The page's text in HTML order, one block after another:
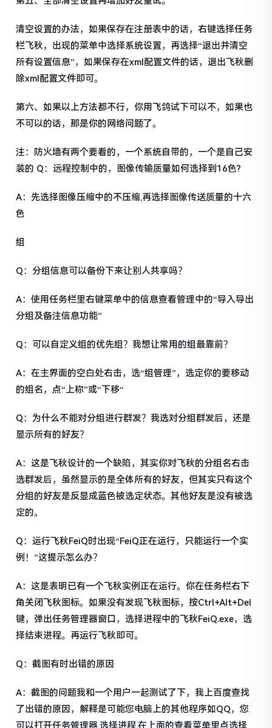
清空设置的办法，如果保存在注册表中的话，右键选择任务
栏飞秋，出现的菜单中选择系统设置，再选择“退出并清空
所有设置信息”，如果保存在xml配置文件的话，退出飞秋删
除xml配置文件即可。
第六、如果以上方法都不行，你用飞鸽试下可以不，如果也
不可以的话，那是你的网络问题了。
注：防火墙有两个要看的，一个系统自带的，一个是自己安
装的 Q：远程控制中的，图像传输质量如何选择到16色?
A：先选择图像压缩中的不压缩,再选择图像传送质量的十六
色
组
Q：分组信息可以备份下来让别人共享吗？
A：使用任务栏里右键菜单中的信息查看管理中的“导入导出
分组及备注信息功能”
Q：可以自定义组的优先组？我想让常用的组最靠前？
A：在主界面的空白处右击，选“组管理”，选定你的要移动
的组名，点“上称”或“下移“
Q：为什么不能对分组进行群发？我选对分组群发后，还是
显示所有的好友？
A：这是飞秋设计的一个缺陷，其实你对飞秋的分组名右击
选群发后，虽然显示的是全体所有的好友，但其实只有这个
分组的好友是反显成蓝色被选定状态。其他好友是没有被选
定的。
Q：运行飞秋FeiQ时出现“FeiQ正在运行，只能运行一个实
例！”这提示怎么办？
A：这是表明已有一个飞秋实例正在运行。你在任务栏右下
角关闭飞秋图标。如果没有发现飞秋图标，按Ctrl+Alt+Del
键，弹出任务管理器窗口，选择进程中的飞秋FeiQ.exe，选
择结束进程。再运行飞秋即可。
Q：截图有时出错的原因
A：截图的问题我和一个用户一起测试了下，我上百度查找
了出错的原因，解释是可能您电脑上的其他程序如QQ，您